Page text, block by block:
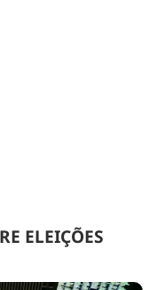
ELEIÇÕES